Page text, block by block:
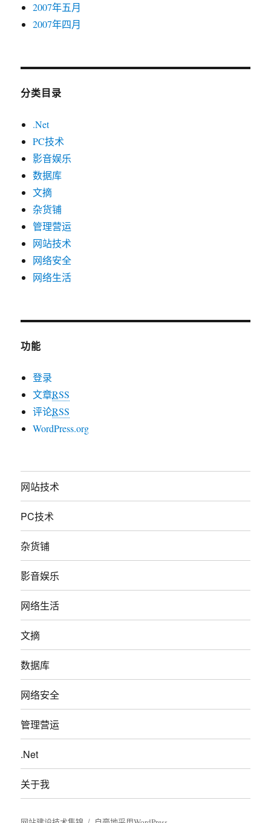
2007年五月
2007年四月
分类目录
.Net
PC技术
影音娱乐
数据库
文摘
杂货铺
管理营运
网站技术
网络安全
网络生活
功能
登录
文章RSS
评论RSS
WordPress.org
网站技术
PC技术
杂货铺
影音娱乐
网络生活
文摘
数据库
网络安全
管理营运
.Net
关于我